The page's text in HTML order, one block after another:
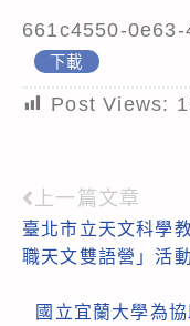
661c4550-
下載
Post Views:
Read
more
上一篇文章
臺北市立天文科學
職天文雙語營」活動
國立宜蘭大學為